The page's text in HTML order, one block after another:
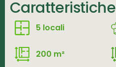
Caratteristiche
5 locali
200 m²